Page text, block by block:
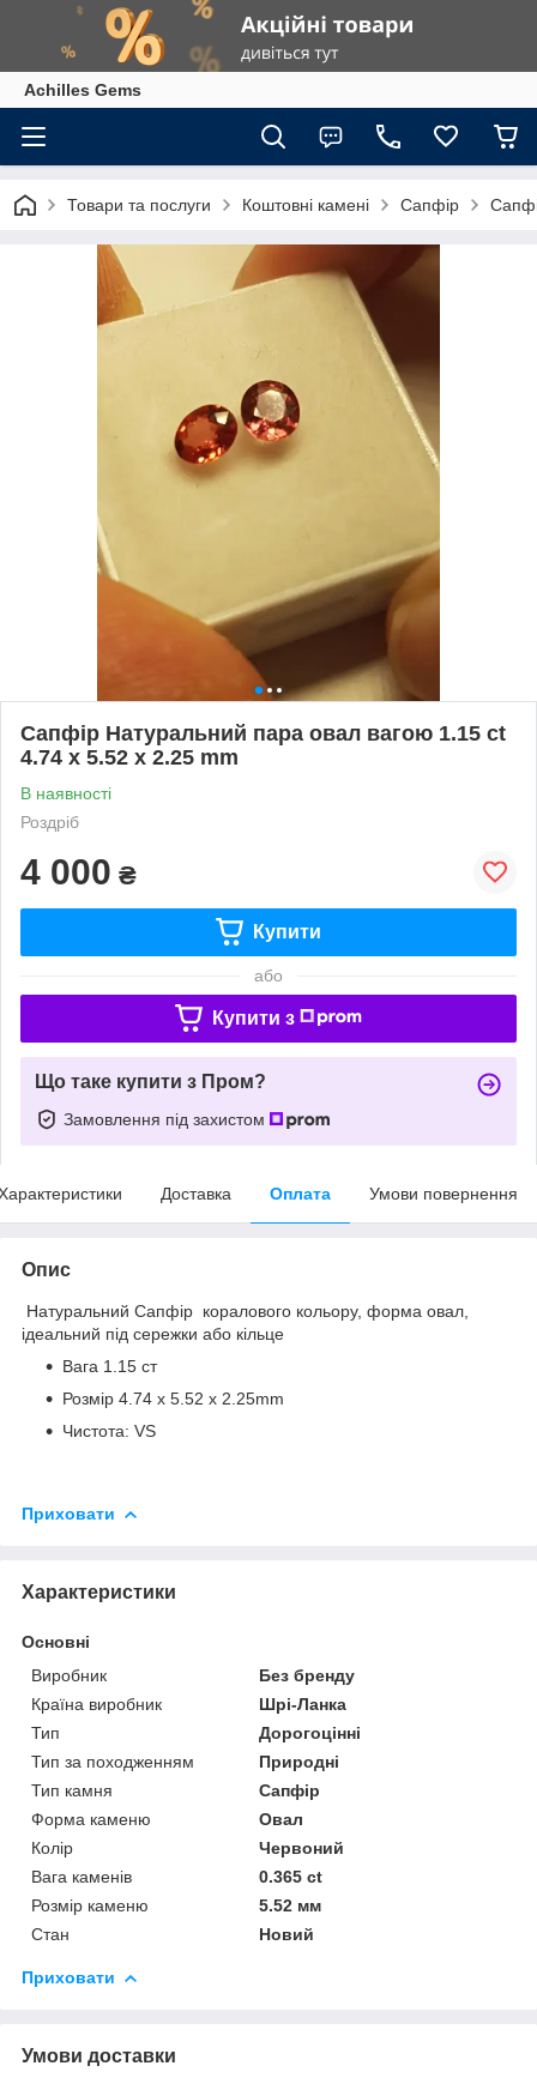
Achilles Gems
Товари та послуги Коштовні камені Сапфір
Сапфір Натуральний пара овал вагою 1.15 ct
4.74 x 5.52 x 2.25 mm
В наявності
Роздріб
4 000 ₴
Купити
або
Купити з
Що таке купити з Пром?
Замовлення під захистом
Доставка Оплата Умови повернення
Опис
Натуральний Сапфір коралового кольору, форма овал,
ідеальний під сережки або кільце
Вага 1.15 ст
Розмір 4.74 x 5.52 x 2.25mm
Чистота: VS
Приховати
Характеристики
Основні
Виробник
Без бренду
Країна виробник
Шрі-Ланка
Тип
Дорогоцінні
Тип за походженням
Природні
Тип камня
Сапфір
Форма каменю
Овал
Колір
Червоний
Вага каменів
0.365 ct
Розмір каменю
5.52 мм
Стан
Новий
Приховати
Умови доставки